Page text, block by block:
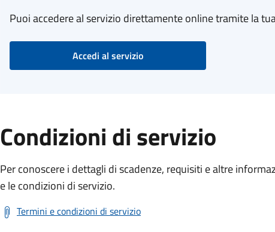
Puoi accedere al servizio direttamente online tramite la
Accedi al servizio
Condizioni di servizio
Per conoscere i dettagli di scadenze, requisiti e altre
e le condizioni di servizio.
Termini e condizioni di servizio